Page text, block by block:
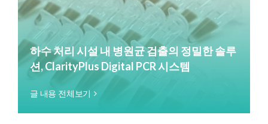
하수 처리 시설 내 병원균 검출의 정밀한 솔루
션, ClarityPlus Digital PCR 시스템
글 내용 전체보기